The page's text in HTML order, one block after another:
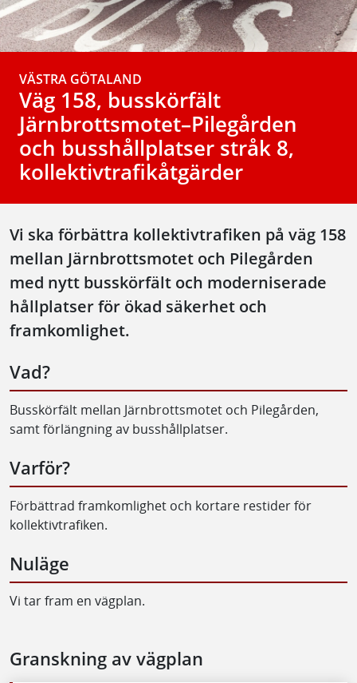
VÄSTRA GÖTALAND
Väg 158, busskörfält
Järnbrottsmotet–Pilegården
och busshållplatser stråk 8,
kollektivtrafikåtgärder
Vi ska förbättra kollektivtrafiken på väg 158
mellan Järnbrottsmotet och Pilegården
med nytt busskörfält och moderniserade
hållplatser för ökad säkerhet och
framkomlighet.
Vad?
Busskörfält mellan Järnbrottsmotet och Pilegården,
samt förlängning av busshållplatser.
Varför?
Förbättrad framkomlighet och kortare restider för
kollektivtrafiken.
Nuläge
Vi tar fram en vägplan.
Granskning av vägplan